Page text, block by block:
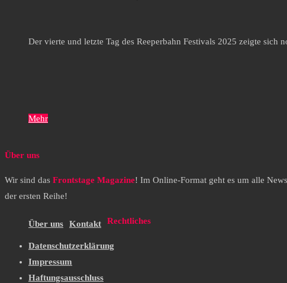
Der vierte und letzte Tag des Reeperbahn Festivals 2025 zeigte
Mehr
Über uns
Wir sind das Frontstage Magazine! Im Online-Format geht es um alle
der ersten Reihe!
Über uns Kontakt Rechtliches
Datenschutzerklärung
Impressum
Haftungsausschluss